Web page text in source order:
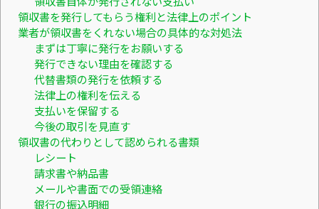
領収書を発行してもらう権利と法律上のポイント
業者が領収書をくれない場合の具体的な対処法
まずは丁寧に発行をお願いする
発行できない理由を確認する
代替書類の発行を依頼する
法律上の権利を伝える
支払いを保留する
今後の取引を見直す
領収書の代わりとして認められる書類
レシート
請求書や納品書
メールや書面での受領連絡
銀行の振込明細